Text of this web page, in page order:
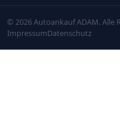
© 2026 Autoankauf ADAM. Alle
ImpressumDatenschutz